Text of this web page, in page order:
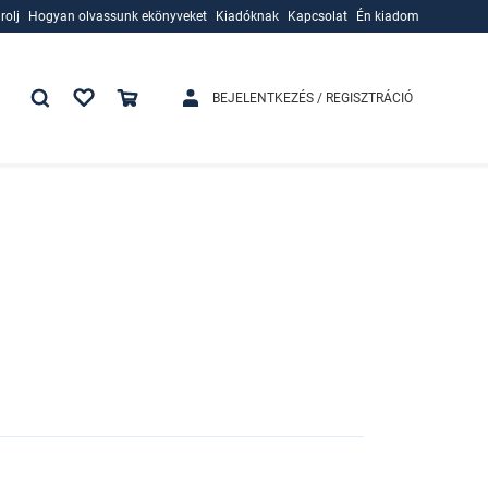
Hogyan olvassunk ekönyveket
Kiadóknak
Kapcsolat Én kiadom
BEJELENTKEZÉS / REGISZTRÁCIÓ